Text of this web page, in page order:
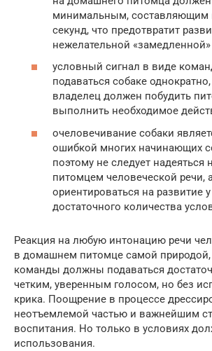
минимальным, составляющим
секунд, что предотвратит
нежелательной
условный сигнал в виде
подаваться собаке
владелец должен побудить
выполнить необходимое
очеловечивание собаки
ошибкой многих начинающих
поэтому не следует надеяться
питомцем человеческой речи,
ориентироваться на развитие
достаточного количества
Реакция на любую интонацию речи
в домашнем питомце самой природой,
команды должны подаваться
четким, уверенным голосом, но без
крика. Поощрение в процессе
неотъемлемой частью и важнейшим
воспитания. Но только в условиях
использования.